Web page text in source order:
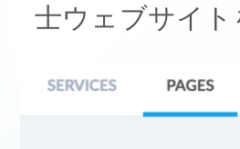
士ウェブサイト